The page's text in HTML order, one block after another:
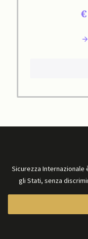
Sicurezza
gli Stati, senza